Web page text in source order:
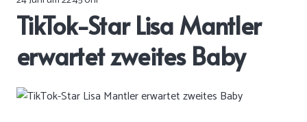
TikTok-Star Lisa Mantler
erwartet zweites Baby